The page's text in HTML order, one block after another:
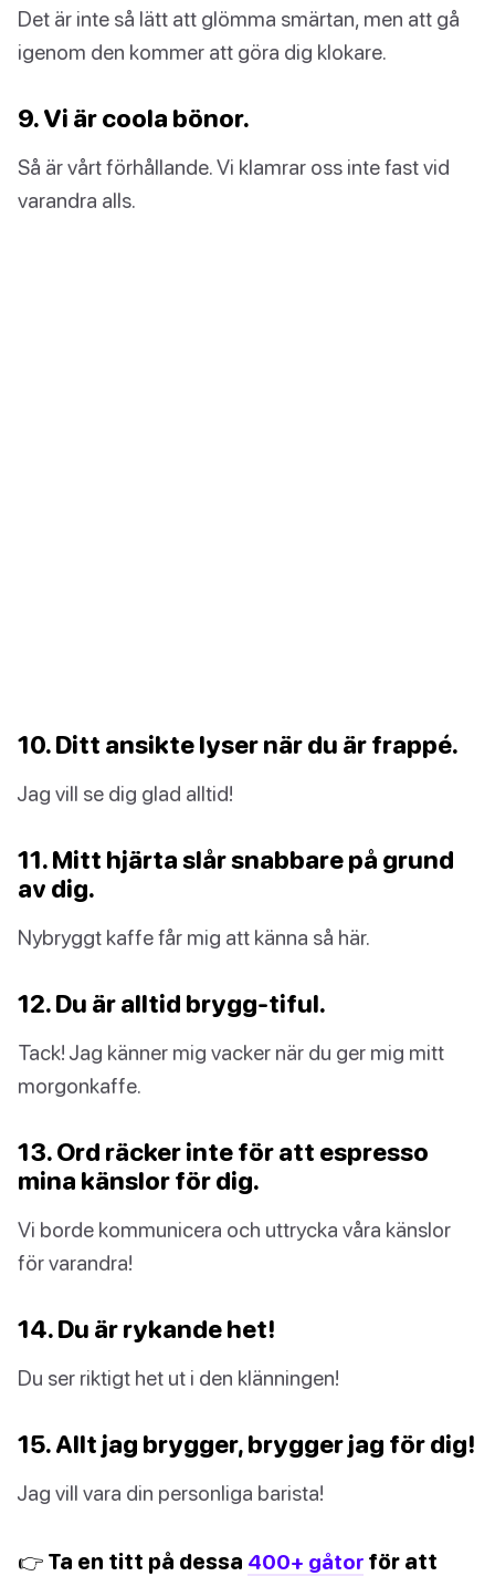
Det är inte så lätt att glömma smärtan, men att gå
igenom den kommer att göra dig klokare.
9. Vi är coola bönor.
Så är vårt förhållande. Vi klamrar oss inte fast vid
varandra alls.
10. Ditt ansikte lyser när du är frappé.
Jag vill se dig glad alltid!
11. Mitt hjärta slår snabbare på grund
av dig.
Nybryggt kaffe får mig att känna så här.
12. Du är alltid brygg-tiful.
Tack! Jag känner mig vacker när du ger mig mitt
morgonkaffe.
13. Ord räcker inte för att espresso
mina känslor för dig.
Vi borde kommunicera och uttrycka våra känslor
för varandra!
14. Du är rykande het!
Du ser riktigt het ut i den klänningen!
15. Allt jag brygger, brygger jag för dig!
Jag vill vara din personliga barista!
👉 Ta en titt på dessa 400+ gåtor för att